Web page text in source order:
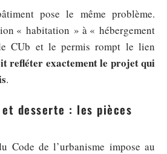
pose le même problème.
« habitation » à « hébergement
CUb et le permis rompt le lien
refléter exactement le projet qui
.
et desserte : les pièces
Code de l’urbanisme impose au